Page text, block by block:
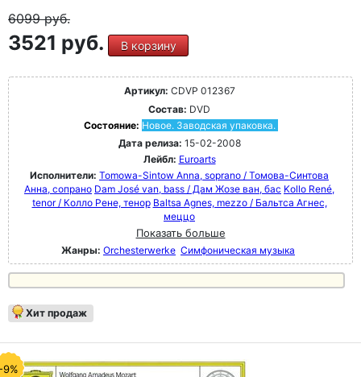
6099руб.
3521 руб. В корзину
Артикул: CDVP 012367
Состав: DVD
Состояние: Новое. Заводская упаковка.
Дата релиза: 15-02-2008
Лейбл: Euroarts
Исполнители: Tomowa-Sintow Anna, soprano / Томова-Синтова
Анна, сопрано Dam José van, bass / Дам Жозе ван, бас Kollo René,
tenor / Колло Рене, тенор Baltsa Agnes, mezzo / Бальтса Агнес,
меццо
Показать больше
Жанры: Orchesterwerke Симфоническая музыка
Хит продаж
9%